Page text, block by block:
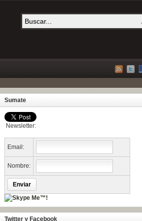
Sumate
Newsletter:
Email:
Nombre:
Twitter y Facebook